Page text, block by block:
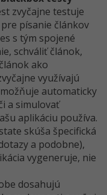
zvyčajne testuje
písanie článkov
s tým spojené
schváliť článok,
ako
využívajú
automaticky
a simulovať
aplikáciu používa.
skúša špecifická
a podobne),
vygeneruje, nie
dosahujú